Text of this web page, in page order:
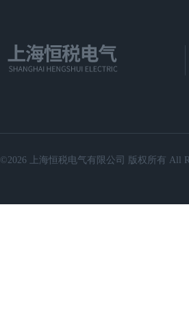
©2026 上海恒税电气有限公司 版权所有 All